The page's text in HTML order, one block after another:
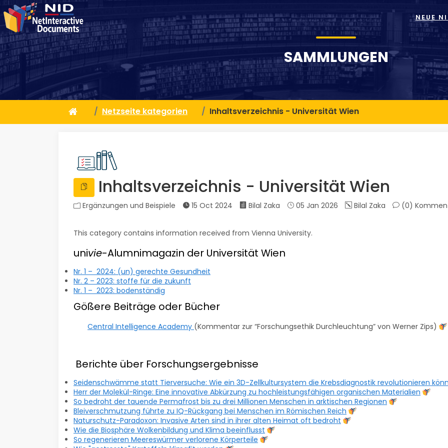
NEUE
SAMMLUNGEN
Netzseite kategorien Inhaltsverzeichnis - Universität Wien
Inhaltsverzeichnis - Universität Wien
Ergänzungen und Beispiele 15 Oct 2024 Bilal Zaka 05 Jan 2026 Bilal Zaka (0)
This category contains information received from Vienna University.
univie-Alumnimagazin der Universität Wien
Nr. 1 – 2024: (un) gerechte Gesundheit
Nr. 2 – 2023: stoffe für die zukunft
Nr. 1 ­– 2023: bodenständig
Gößere Beiträge oder Bücher
Central Intelligence Academy (Kommentar zur “Forschungsethik Durchleuchtung” von Werner Zips)
Berichte über Forschungsergebnisse
Seidenschwämme statt Tierversuche: Wie ein 3D-Zellkultursystem die Krebsdiagnostik revolutionieren
Herr der Molekül-Ringe: Eine innovative Abkürzung zu hochleistungsfähigen organischen Materialien
So bedroht der tauende Permafrost bis zu drei Millionen Menschen in arktischen Regionen
Bleiverschmutzung führte zu IQ-Rückgang bei Menschen im Römischen Reich
Naturschutz-Paradoxon: Invasive Arten sind in ihrer alten Heimat oft bedroht
Wie die Biosphäre Wolkenbildung und Klima beeinflusst
So regenerieren Meereswürmer verlorene Körperteile